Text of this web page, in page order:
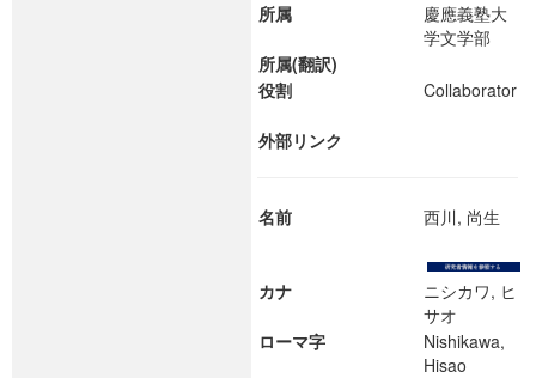
所属
慶應義塾大
学文学部
所属(翻訳)
役割
Collaborator
外部リンク
名前 西川, 尚生
カナ
ニシカワ, ヒ
サオ
ローマ字
Nishikawa,
Hisao